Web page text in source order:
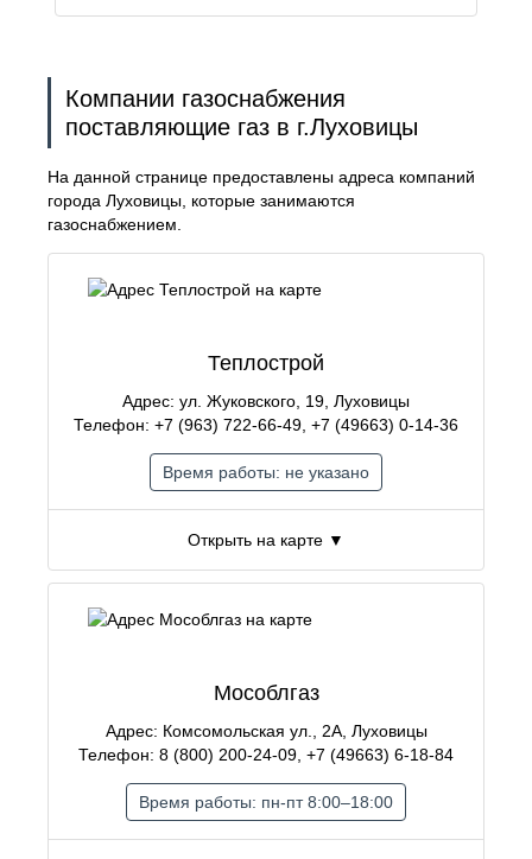
Компании газоснабжения
поставляющие газ в г.Луховицы
На данной странице предоставлены адреса компаний
города Луховицы, которые занимаются
газоснабжением.
Открыть на карте ▼
Теплострой
Адрес: ул. Жуковского, 19, Луховицы
Телефон: +7 (963) 722-66-49, +7 (49663) 0-14-36
Время работы: не указано
Мособлгаз
Адрес: Комсомольская ул., 2А, Луховицы
Телефон: 8 (800) 200-24-09, +7 (49663) 6-18-84
Время работы: пн-пт 8:00–18:00